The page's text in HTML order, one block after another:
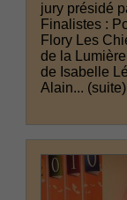
jury présidé
Finalistes :
Flory Les
de la
de Isabelle
Alain... (suite)